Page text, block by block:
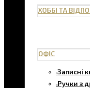
ХОББІ ТА
ОФІС
Записні
Ручки з